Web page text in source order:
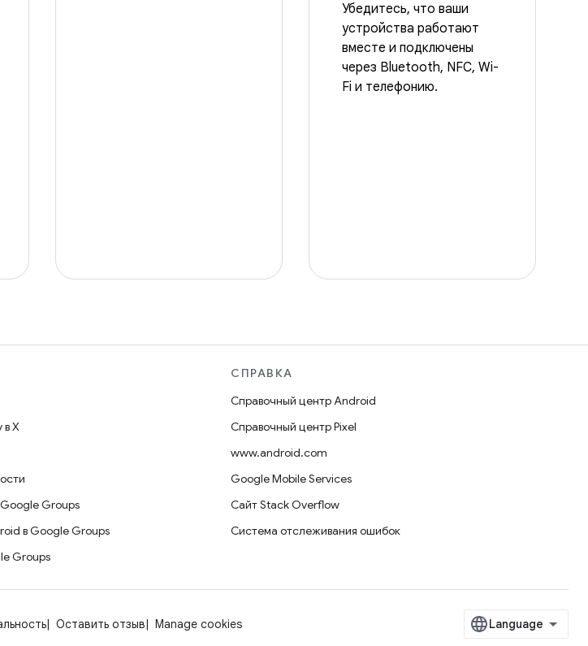
Убедитесь, что ваши
устройства работают
вместе и подключены
через Bluetooth, NFC, Wi-
Fi и телефонию.
X
Groups
в Google Groups
Groups
СПРАВКА
Справочный центр Android
Справочный центр Pixel
www.android.com
Google Mobile Services
Сайт Stack Overflow
Система отслеживания ошибок
Оставить отзыв Manage cookies